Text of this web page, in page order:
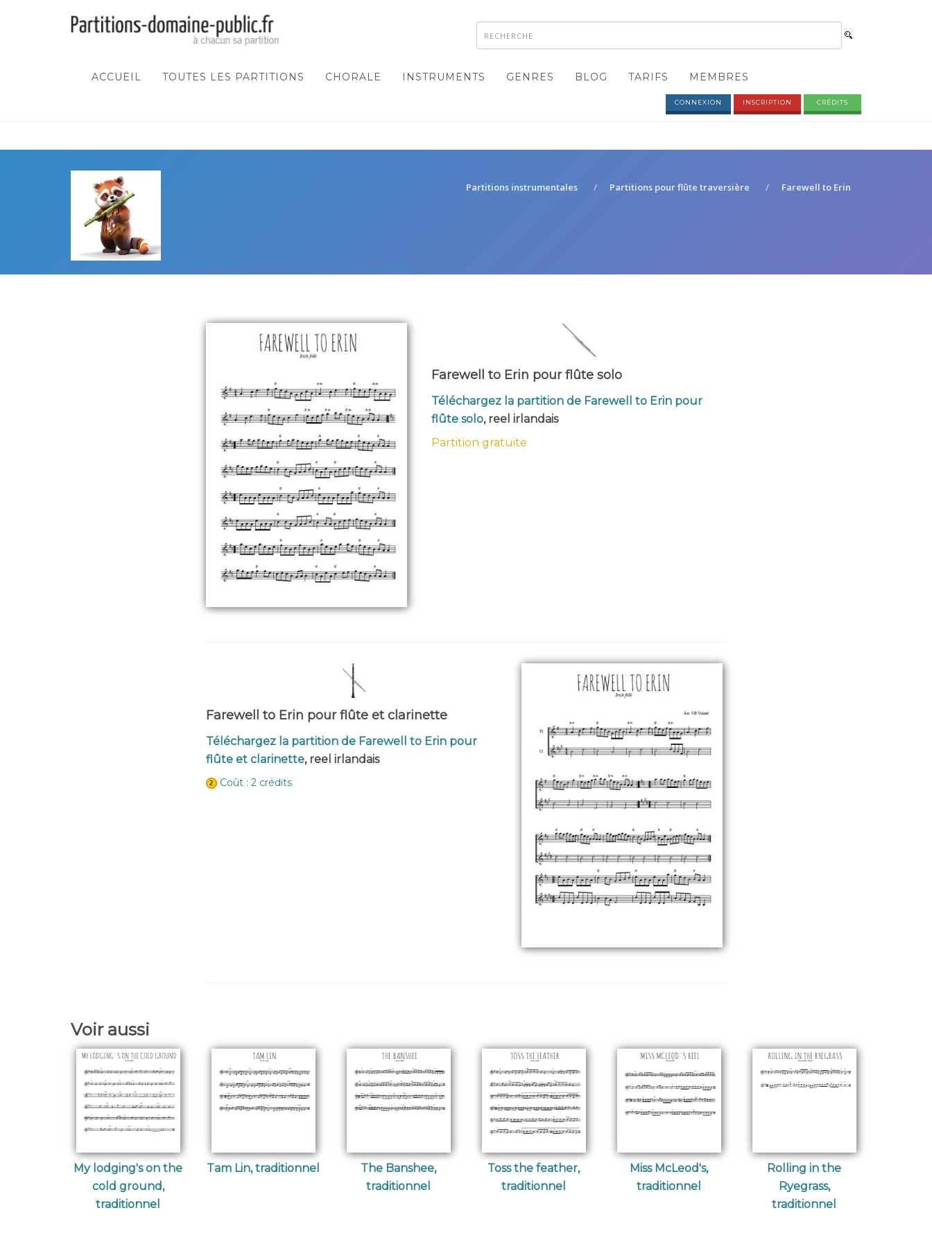
ACCUEIL TOUTES LES PARTITIONS CHORALE INSTRUMENTS GENRES BLOG TARIFS MEMBRES
CONNEXION INSCRIPTION CRÉDITS
Partitions instrumentales Partitions pour flûte traversière Farewell to Erin
Farewell to Erin pour flûte solo
Téléchargez la partition de Farewell to Erin pour
flûte solo, reel irlandais
Partition gratuite
Farewell to Erin pour flûte et clarinette
Téléchargez la partition de Farewell to Erin pour
flûte et clarinette, reel irlandais
Coût : 2 crédits
Voir aussi
My lodging's on the
cold ground,
traditionnel
Tam Lin, traditionnel
The Banshee,
traditionnel
Toss the feather,
traditionnel
Miss McLeod's,
traditionnel
Rolling in the
Ryegrass,
traditionnel